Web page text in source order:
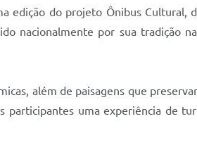
edição do projeto Ônibus Cultural,
nacionalmente por sua tradição
além de paisagens que
uma experiência de